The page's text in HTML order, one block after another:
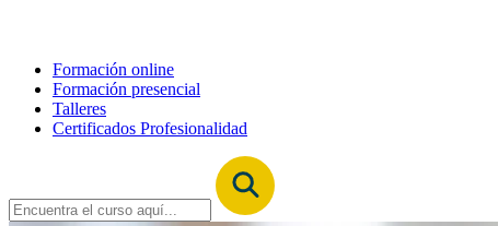
Formación online
Formación presencial
Talleres
Certificados Profesionalidad